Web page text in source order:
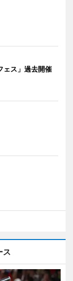
ェス」過去開催
ス